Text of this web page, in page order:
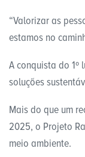
“Valorizar as
estamos no
A conquista do 1º
soluções
Mais do que um
2025, o Projeto
meio ambiente.